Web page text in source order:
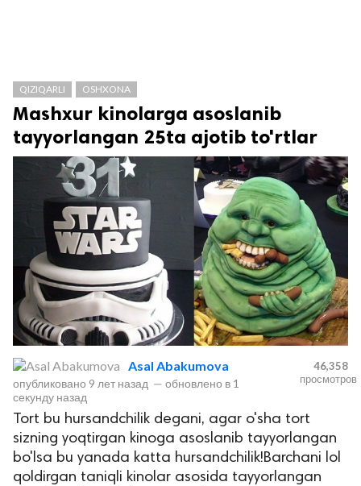
QIZIQARLI OSHXONA
Mashxur kinolarga asoslanib
tayyorlangan 25ta ajotib to'rtlar
Asal Abakumova
опубликовано 9 лет назад — обновлено в 1
секунду назад
46,358
просмотров
Tort bu hursandchilik degani, agar o'sha tort
sizning yoqtirgan kinoga asoslanib tayyorlangan
bo'lsa bu yanada katta hursandchilik!Barchani lol
qoldirgan taniqli kinolar asosida tayyorlangan